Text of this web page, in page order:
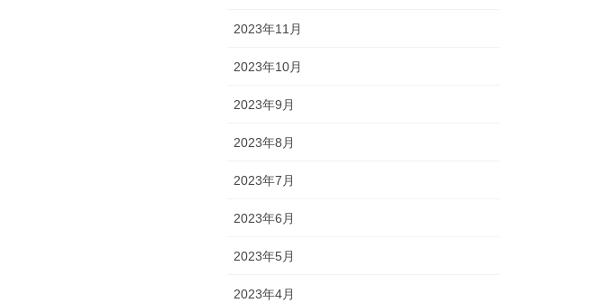
2023年11月
2023年10月
2023年9月
2023年8月
2023年7月
2023年6月
2023年5月
2023年4月